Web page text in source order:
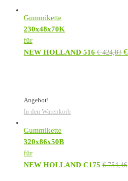
Gummikette
230x48x70K
für
NEW HOLLAND 516 €424,83 €
Angebot!
In den Warenkorb
Gummikette
320x86x50B
für
NEW HOLLAND C175 €754,46